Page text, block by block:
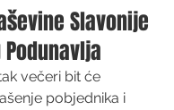
Slavonije
večeri bit će
pobjednika i